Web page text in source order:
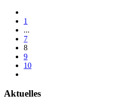
1
...
7
8
9
10
Aktuelles